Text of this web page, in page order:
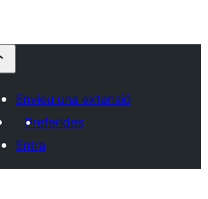
Envieu una extensió
Preferides
Entra